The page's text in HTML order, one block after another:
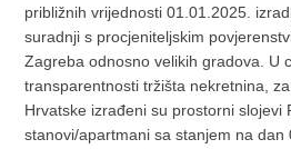
približnih vrijednosti 01.01.2025.
suradnji s procjeniteljskim
Zagreba odnosno velikih gradova. U
transparentnosti tržišta nekretnina,
Hrvatske izrađeni su prostorni slojevi
stanovi/apartmani sa stanjem na dan